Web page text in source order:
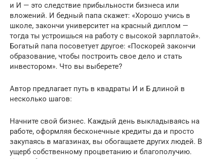
и И — это следствие прибыльности бизнеса или
вложений. И бедный папа скажет: «Хорошо учись в
школе, закончи университет на красный диплом —
тогда ты устроишься на работу с высокой зарплатой».
Богатый папа посоветует другое: «Поскорей закончи
образование, чтобы построить свое дело и стать
инвестором». Что вы выберете?
Автор предлагает путь в квадраты И и Б длиной в
несколько шагов:
Начните свой бизнес. Каждый день выкладываясь на
работе, оформляя бесконечные кредиты да и просто
закупаясь в магазинах, вы обогащаете других людей. В
ущерб собственному процветанию и благополучию.